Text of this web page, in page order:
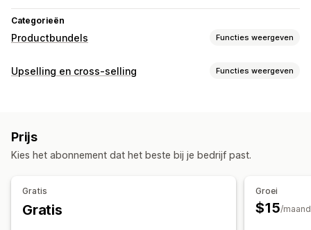
Categorieën
Productbundels Functies weergeven
Soorten bundels
Groothandelsbundels
Vaak samen gekocht Gerelateerde producten
Prijzen die je kunt instellen
Upselling en cross-selling Functies weergeven
Aangepaste CSS
Drag-and-drop-editor Meerdere valuta Meerdere talen
Prijs
Kies het abonnement dat het beste bij je bedrijf past.
Gratis
Gratis
Groei
$15/maand